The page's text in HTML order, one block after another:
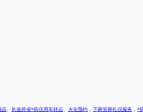
品 长途跨省*殡仪用车转运 火化预约 ， 下葬安葬礼仪服务 ， *